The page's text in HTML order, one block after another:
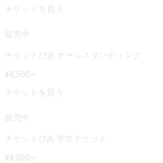
チケットを買う
販売中
チケットぴあ オールスタンディング
¥4,500~
チケットを買う
販売中
チケットぴあ 学生チケット
¥4,000~